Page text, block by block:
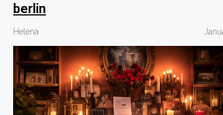
berlin
Helena